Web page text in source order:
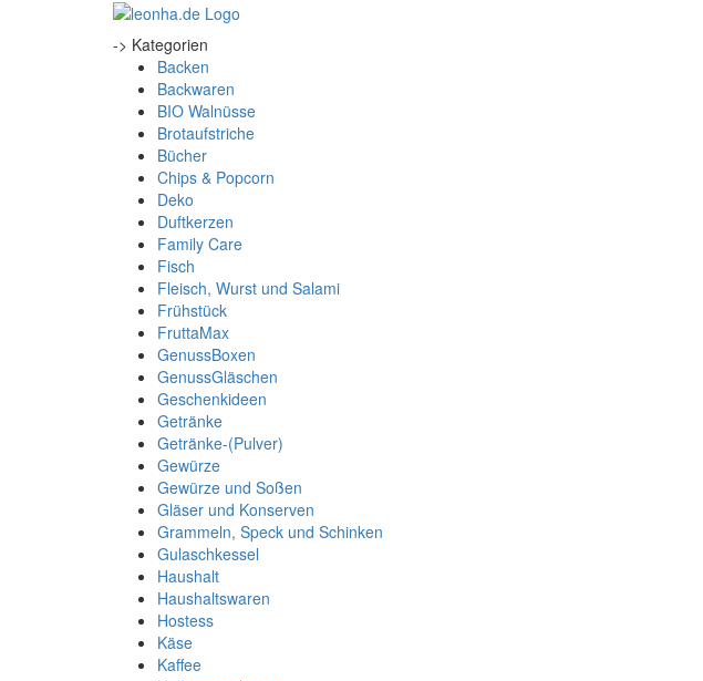
-> Kategorien
Backen
Backwaren
BIO Walnüsse
Brotaufstriche
Bücher
Chips & Popcorn
Deko
Duftkerzen
Family Care
Fisch
Fleisch, Wurst und Salami
Frühstück
FruttaMax
GenussBoxen
GenussGläschen
Geschenkideen
Getränke
Getränke-(Pulver)
Gewürze
Gewürze und Soßen
Gläser und Konserven
Grammeln, Speck und Schinken
Gulaschkessel
Haushalt
Haushaltswaren
Hostess
Käse
Kaffee